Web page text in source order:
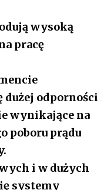
wysoką
pracę
dużej odporności
wynikające na
poboru prądu
i w dużych
systemy